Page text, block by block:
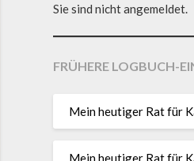
Sie sind nicht angemeldet.
FRÜHERE LOGBUCH-
Mein heutiger Rat für
Mein heutiger Rat für